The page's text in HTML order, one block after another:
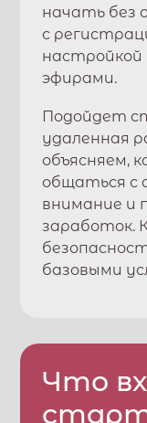
начать без
с
настройкой
эфирами.
Подойдет
удаленная
объясняем,
общаться с
внимание и
заработок.
базовыми
Что